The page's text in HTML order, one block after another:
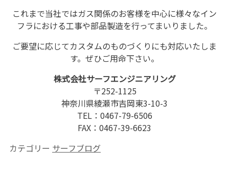
これまで当社ではガス関係のお客様を中心に様々なイン
フラにおける工事や部品製造を行ってまいりました。
ご要望に応じてカスタムのものづくりにも対応いたしま
す。ぜひご用命下さい。
株式会社サーフエンジニアリング
〒252-1125
神奈川県綾瀬市吉岡東3-10-3
TEL：0467-79-6506
FAX：0467-39-6623
カテゴリー サーフブログ